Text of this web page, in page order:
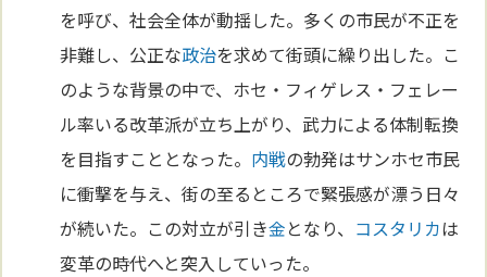
を呼び、社会全体が動揺した。多くの市民が不正を
非難し、公正な政治を求めて街頭に繰り出した。こ
のような背景の中で、ホセ・フィゲレス・フェレー
ル率いる改革派が立ち上がり、武力による体制転換
を目指すこととなった。 内戦の勃発はサンホセ市民
に衝撃を与え、街の至るところで緊張感が漂う日々
が続いた。この対立が引き金となり、 コスタリカは
変革の時代へと突入していった。